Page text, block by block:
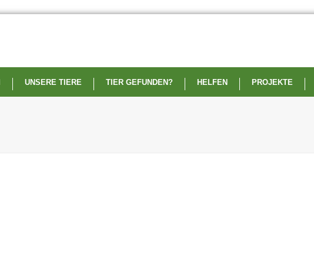
UNSERE TIERE TIER GEFUNDEN? HELFEN PROJEKTE